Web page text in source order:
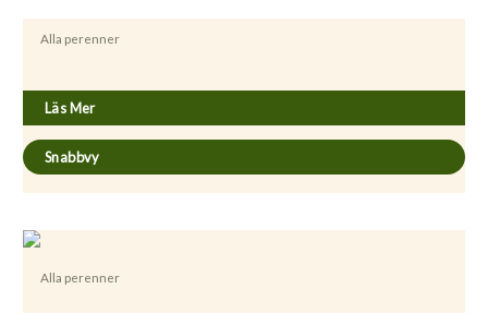
Alla perenner
Läs Mer
Snabbvy
Alla perenner